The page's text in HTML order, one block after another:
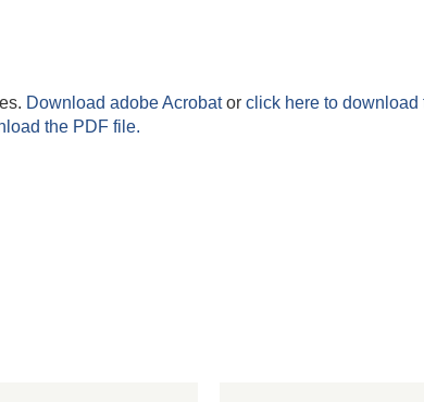
Download adobe Acrobator click here to download
the PDF file.